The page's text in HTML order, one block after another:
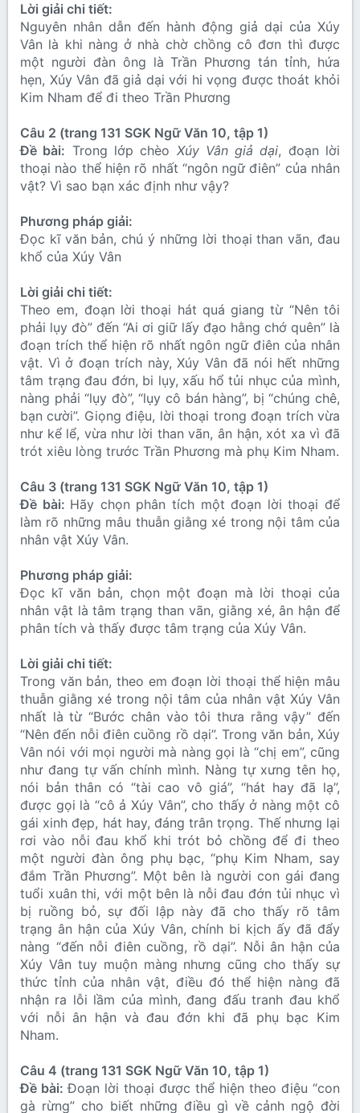
Lời giải chi tiết:
Nguyên nhân dẫn đến hành động giả dại của Xúy
Vân là khi nàng ở nhà chờ chồng cô đơn thì được
một người đàn ông là Trần Phương tán tỉnh, hứa
hẹn, Xúy Vân đã giả dại với hi vọng được thoát khỏi
Kim Nham để đi theo Trần Phương
Câu 2 (trang 131 SGK Ngữ Văn 10, tập 1)
Đề bài: Trong lớp chèo Xúy Vân giả dại, đoạn lời
thoại nào thể hiện rõ nhất “ngôn ngữ điên” của nhân
vật? Vì sao bạn xác định như vậy?
Phương pháp giải:
Đọc kĩ văn bản, chú ý những lời thoại than vãn, đau
khổ của Xúy Vân
Lời giải chi tiết:
Theo em, đoạn lời thoại hát quá giang từ “Nên tôi
phải lụy đò” đến “Ai ơi giữ lấy đạo hằng chớ quên” là
đoạn trích thể hiện rõ nhất ngôn ngữ điên của nhân
vật. Vì ở đoạn trích này, Xúy Vân đã nói hết những
tâm trạng đau đớn, bi lụy, xấu hổ tủi nhục của mình,
nàng phải “lụy đò”, “lụy cô bán hàng”, bị “chúng chê,
bạn cười”. Giọng điệu, lời thoại trong đoạn trích vừa
như kể lể, vừa như lời than vãn, ân hận, xót xa vì đã
trót xiêu lòng trước Trần Phương mà phụ Kim Nham.
Câu 3 (trang 131 SGK Ngữ Văn 10, tập 1)
Đề bài: Hãy chọn phân tích một đoạn lời thoại để
làm rõ những mâu thuẫn giằng xé trong nội tâm của
nhân vật Xúy Vân.
Phương pháp giải:
Đọc kĩ văn bản, chọn một đoạn mà lời thoại của
nhân vật là tâm trạng than vãn, giằng xé, ân hận để
phân tích và thấy được tâm trạng của Xúy Vân.
Lời giải chi tiết:
Trong văn bản, theo em đoạn lời thoại thể hiện mâu
thuẫn giằng xé trong nội tâm của nhân vật Xúy Vân
nhất là từ “Bước chân vào tôi thưa rằng vậy” đến
“Nên đến nỗi điên cuồng rồ dại”. Trong văn bản, Xúy
Vân nói với mọi người mà nàng gọi là “chị em”, cũng
như đang tự vấn chính mình. Nàng tự xưng tên họ,
nói bản thân có “tài cao vô giá”, “hát hay đã lạ”,
được gọi là “cô ả Xúy Vân”, cho thấy ở nàng một cô
gái xinh đẹp, hát hay, đáng trân trọng. Thế nhưng lại
rơi vào nỗi đau khổ khi trót bỏ chồng để đi theo
một người đàn ông phụ bạc, “phụ Kim Nham, say
đắm Trần Phương”. Một bên là người con gái đang
tuổi xuân thi, với một bên là nỗi đau đớn tủi nhục vì
bị ruồng bỏ, sự đối lập này đã cho thấy rõ tâm
trạng ân hận của Xúy Vân, chính bi kịch ấy đã đẩy
nàng “đến nỗi điên cuồng, rồ dại”. Nỗi ân hận của
Xúy Vân tuy muộn màng nhưng cũng cho thấy sự
thức tỉnh của nhân vật, điều đó thể hiện nàng đã
nhận ra lỗi lầm của mình, đang đấu tranh đau khổ
với nỗi ân hận và đau đớn khi đã phụ bạc Kim
Nham.
Câu 4 (trang 131 SGK Ngữ Văn 10, tập 1)
Đề bài:Đoạn lời thoại được thể hiện theo điệu “con
gà rừng” cho biết những điều gì về cảnh ngộ đời